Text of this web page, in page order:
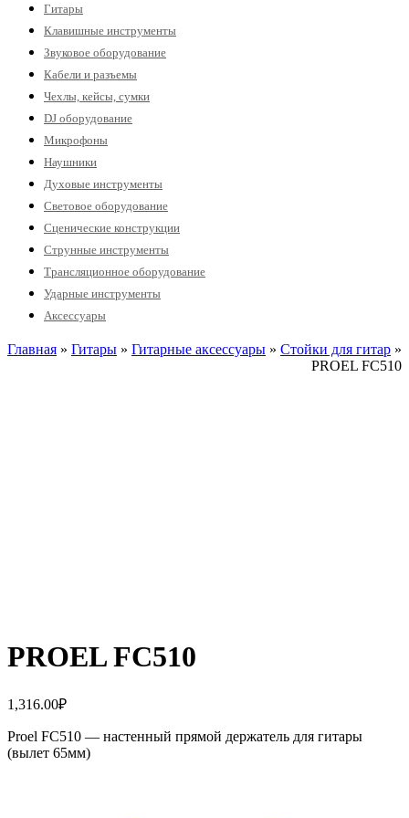
Гитары
Клавишные инструменты
Звуковое оборудование
Кабели и разъемы
Чехлы, кейсы, сумки
DJ оборудование
Микрофоны
Наушники
Духовые инструменты
Световое оборудование
Сценические конструкции
Струнные инструменты
Трансляционное оборудование
Ударные инструменты
Аксессуары
Главная » Гитары » Гитарные аксессуары » Стойки для гитар »
PROEL FC510
PROEL FC510
1,316.00₽
Proel FC510 — настенный прямой держатель для гитары
(вылет 65мм)